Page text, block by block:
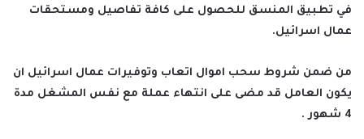
في تطبيق المنسق للحصول على كافة تفاصيل ومستحقات
عمال اسرائيل.
من ضمن شروط سحب اموال اتعاب وتوفيرات عمال اسرائيل ان
يكون العامل قد مضى على انتهاء عملة مع نفس المشغل مدة
4 شهور .